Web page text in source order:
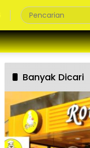
Banyak Dicari